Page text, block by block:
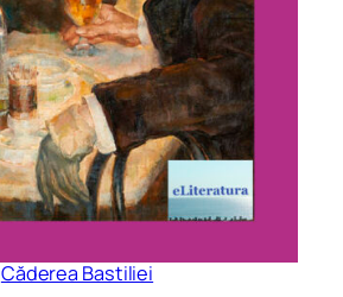
Căderea Bastiliei